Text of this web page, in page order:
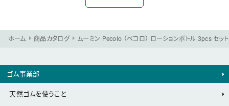
ホーム 商品カタログ ムーミン Pecolo （ペコロ） ローションボトル 3pcs セット
ゴム事業部
天然ゴムを使うこと